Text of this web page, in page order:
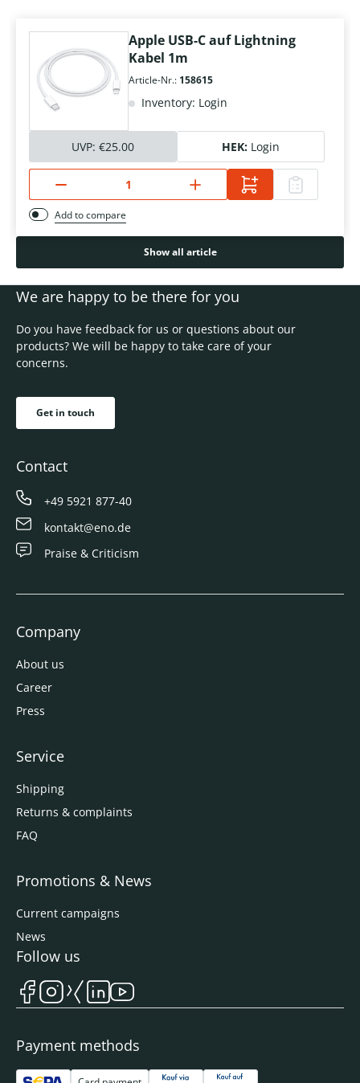
Apple USB-C auf Lightning
Kabel 1m
Article-Nr.: 158615
Inventory: Login
UVP: €25.00 HEK: Login
Add to compare
Show all article
We are happy to be there for you
Do you have feedback for us or questions about our
products? We will be happy to take care of your
concerns.
Get in touch
Contact
+49 5921 877-40
kontakt@eno.de
Praise & Criticism
Company
About us
Career
Press
Service
Shipping
Returns & complaints
FAQ
Promotions & News
Current campaigns
News
Payment methods
Follow us